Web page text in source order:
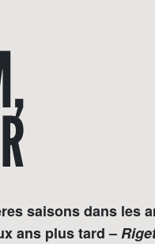
saisons dans les
ans plus tard –